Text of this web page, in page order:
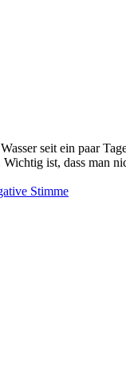
seit ein paar
Wichtig ist, dass man
Stimme